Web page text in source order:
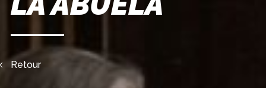
Retour